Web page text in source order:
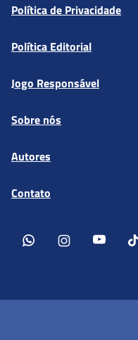
Política de Privacidade
Política Editorial
Jogo Responsável
Sobre nós
Autores
Contato